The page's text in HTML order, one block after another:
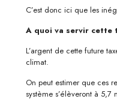
C’est donc ici que les
A quoi va servir cette
L’argent de cette future
climat.
On peut estimer que ces
système s’élèveront à